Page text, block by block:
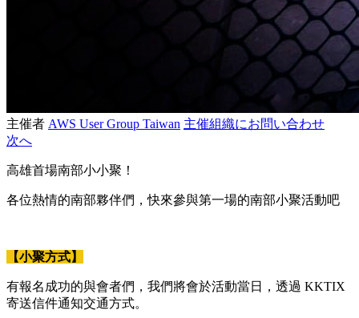
主催者 AWS User Group Taiwan 主催組織にお問い合わせ
次へ
高雄首場南部小小聚！
各位熱情的南部夥伴們，快來參與第一場的南部小聚活動吧
【小聚方式】
有報名成功的與會者們，我們將會於活動當日，透過 KKTIX
寄送信件通知交通方式。